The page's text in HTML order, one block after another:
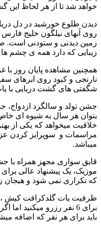
خواهد شد تا از هر لحاظ این
دیدن طلوع خورشید در دل
روی آبهای نیلگون خلیج فارس
زمین دیدنی و ستودنی است.
زیبایی که دارد همه ی چشم
همچنین مشاهده پایان روز
نارنجی و کبود روی ابرهای
شگفتی های گشت دریایی با
جشن تولد و سالگرد ازدواج،
بتوان هر سال به شیوه ای خاص
خلاقیت میخواهد که یکی از
مراسمات و سوپرایز کردن
میباشد.
قایق سواری مجهز همراه
موزیک، یک پیشنهاد عالی
که تکراری نمی شود و هیجان
برای 6 نفر رزرو میکنید
باید برای هر نفر که اضافه